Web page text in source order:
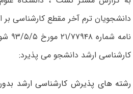
دانشجویان ترم آخر مقطع کارشناسی
کارشناسی ارشد دانشجو می پذیرد:
رشته های پذیرش کارشناسی ارشد